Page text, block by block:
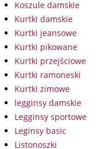
Koszule damskie
Kurtki damskie
Kurtki jeansowe
Kurtki pikowane
Kurtki przejściowe
Kurtki ramoneski
Kurtki zimowe
legginsy damskie
Legginsy sportowe
Leginsy basic
Listonoszki